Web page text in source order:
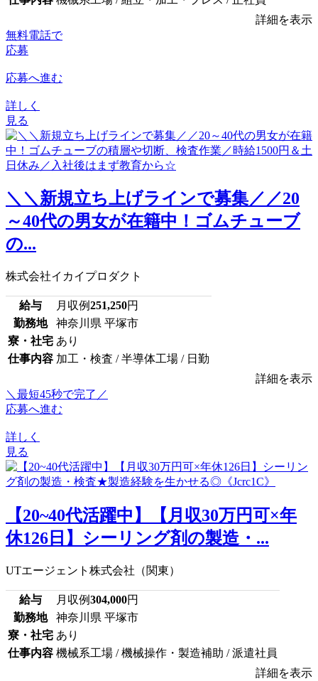
詳細を表示
無料電話で
応募
応募へ進む
詳しく
見る
＼＼新規立ち上げラインで募集／／20
～40代の男女が在籍中！ゴムチューブ
の...
株式会社イカイプロダクト
給与 月収例251,250円
勤務地
神奈川県 平塚市
寮・社宅 あり
仕事内容 加工・検査 / 半導体工場 / 日勤
詳細を表示
＼最短45秒で完了／
応募へ進む
詳しく
見る
【20~40代活躍中】【月収30万円可×年
休126日】シーリング剤の製造・...
UTエージェント株式会社（関東）
給与 月収例304,000円
勤務地
神奈川県 平塚市
寮・社宅 あり
仕事内容 機械系工場 / 機械操作・製造補助 / 派遣社員
詳細を表示